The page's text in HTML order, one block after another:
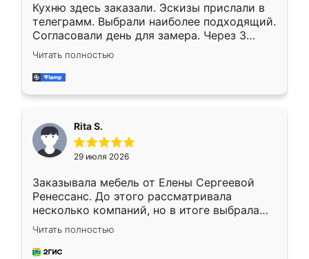
Кухню здесь заказали. Эскизы прислали в
телеграмм. Выбрали наиболее подходящий.
Согласовали день для замера. Через 3
недели кухня была уже готова. Остались
довольны работой. Спасибо Ренессанс
мебель за качественную работу!
Читать полностью
Rita S.
29 июля 2026
Заказывала мебель от Елены Сергеевой
Ренессанс. До этого рассматривала
несколько компаний, но в итоге выбрала
эту. Сначала обговорили условия, потом
приехал замерщик, всё спокойно объяснил
и снял размеры. Изготовили в срок, с
Читать полностью